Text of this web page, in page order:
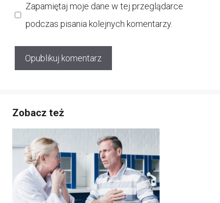
Zapamiętaj moje dane w tej przeglądarce
podczas pisania kolejnych komentarzy.
Zobacz też